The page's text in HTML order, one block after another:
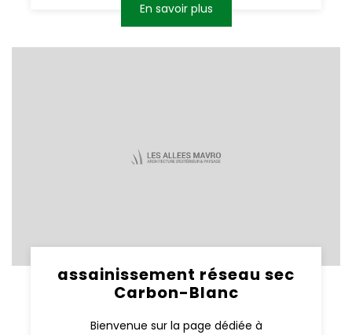
En savoir plus
assainissement réseau sec
Carbon-Blanc
Bienvenue sur la page dédiée à